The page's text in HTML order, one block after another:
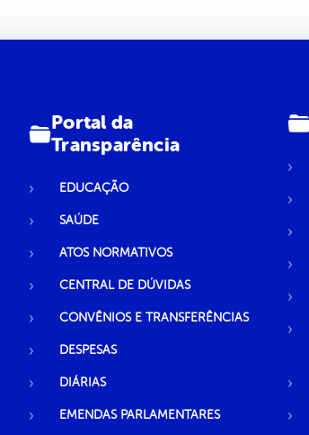
Portal da
Transparência
EDUCAÇÃO
SAÚDE
ATOS NORMATIVOS
CENTRAL DE DÚVIDAS
CONVÊNIOS E TRANSFERÊNCIAS
DESPESAS
DIÁRIAS
EMENDAS PARLAMENTARES